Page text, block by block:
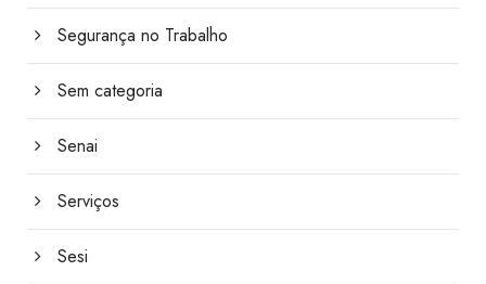
Segurança no Trabalho
Sem categoria
Senai
Serviços
Sesi